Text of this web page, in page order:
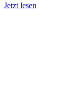
Jetzt lesen